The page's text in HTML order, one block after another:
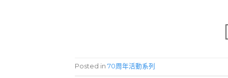
Posted in 70周年活動系列